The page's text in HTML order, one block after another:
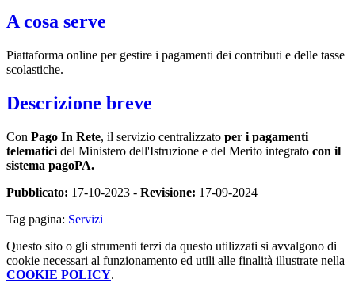
A cosa serve
Piattaforma online per gestire i pagamenti dei contributi e delle tasse
scolastiche.
Descrizione breve
Con Pago In Rete, il servizio centralizzato per i pagamenti
telematici del Ministero dell'Istruzione e del Merito integrato con il
sistema pagoPA.
Pubblicato: 17-10-2023 - Revisione: 17-09-2024
Tag pagina: Servizi
Questo sito o gli strumenti terzi da questo utilizzati si avvalgono di
cookie necessari al funzionamento ed utili alle finalità illustrate nella
COOKIE POLICY.